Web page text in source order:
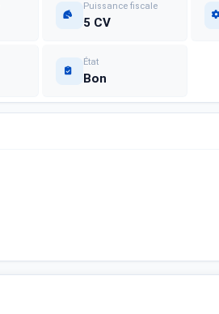
Puissance fiscale
5 CV
État
Bon